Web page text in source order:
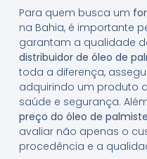
Para quem busca um
na Bahia, é importante
garantam a qualidade
distribuidor de óleo de
toda a diferença,
adquirindo um produto
saúde e segurança.
preço do óleo de
avaliar não apenas o
procedência e a